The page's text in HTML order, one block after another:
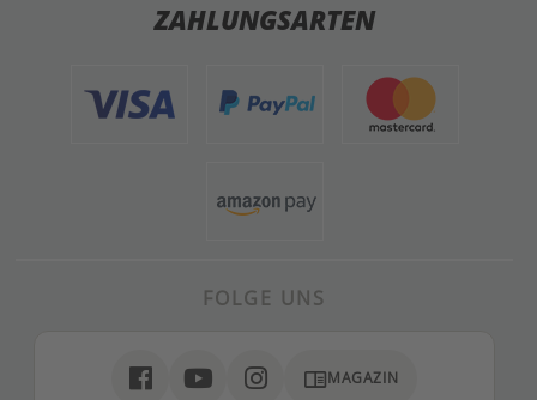
ZAHLUNGSARTEN
FOLGE UNS
chrome_reader_modeMAGAZIN